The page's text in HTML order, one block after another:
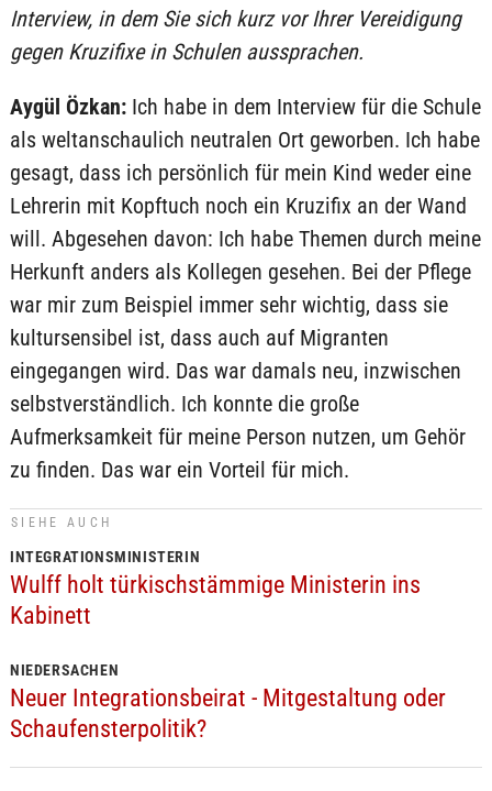
Interview, in dem Sie sich kurz vor Ihrer Vereidigung
gegen Kruzifixe in Schulen aussprachen.
Aygül Özkan: Ich habe in dem Interview für die Schule
als weltanschaulich neutralen Ort geworben. Ich habe
gesagt, dass ich persönlich für mein Kind weder eine
Lehrerin mit Kopftuch noch ein Kruzifix an der Wand
will. Abgesehen davon: Ich habe Themen durch meine
Herkunft anders als Kollegen gesehen. Bei der Pflege
war mir zum Beispiel immer sehr wichtig, dass sie
kultursensibel ist, dass auch auf Migranten
eingegangen wird. Das war damals neu, inzwischen
selbstverständlich. Ich konnte die große
Aufmerksamkeit für meine Person nutzen, um Gehör
zu finden. Das war ein Vorteil für mich.
SIEHE AUCH
INTEGRATIONSMINISTERIN
Wulff holt türkischstämmige Ministerin ins
Kabinett
NIEDERSACHEN
Neuer Integrationsbeirat - Mitgestaltung oder
Schaufensterpolitik?